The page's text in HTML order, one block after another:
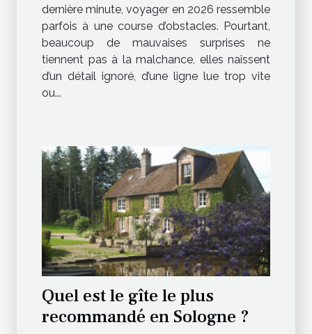
dernière minute, voyager en 2026 ressemble
parfois à une course d’obstacles. Pourtant,
beaucoup de mauvaises surprises ne
tiennent pas à la malchance, elles naissent
d’un détail ignoré, d’une ligne lue trop vite
ou...
Quel est le gîte le plus
recommandé en Sologne ?